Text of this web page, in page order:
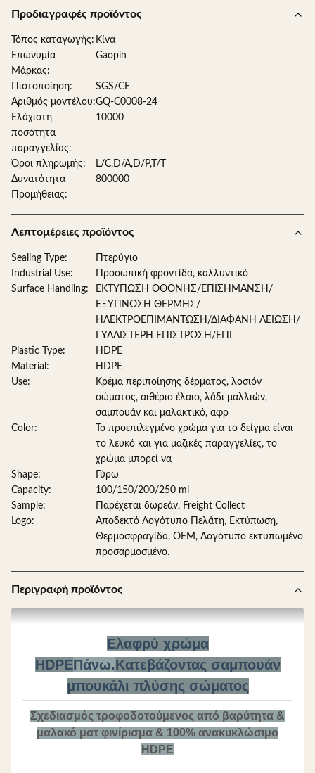
Προδιαγραφές προϊόντος
Τόπος καταγωγής: Κίνα
Επωνυμία
Μάρκας:
Gaopin
Πιστοποίηση:
SGS/CE
Αριθμός μοντέλου:GQ-C0008-24
Ελάχιστη
ποσότητα
παραγγελίας:
10000
Όροι πληρωμής:
L/C,D/A,D/P,T/T
Δυνατότητα
Προμήθειας:
800000
Λεπτομέρειες προϊόντος
Sealing Type:
Πτερύγιο
Industrial Use:
Προσωπική φροντίδα, καλλυντικό
Surface Handling:
ΕΚΤΥΠΩΣΗ ΟΘΟΝΗΣ/ΕΠΙΣΗΜΑΝΣΗ/
ΕΞΥΠΝΩΣΗ ΘΕΡΜΗΣ/
ΗΛΕΚΤΡΟΕΠΙΜΑΝΤΩΣΗ/ΔΙΑΦΑΝΗ ΛΕΙΩΣΗ/
ΓΥΑΛΙΣΤΕΡΗ ΕΠΙΣΤΡΩΣΗ/ΕΠΙ
Plastic Type:
HDPE
Material:
HDPE
Use:
Κρέμα περιποίησης δέρματος, λοσιόν
σώματος, αιθέριο έλαιο, λάδι μαλλιών,
σαμπουάν και μαλακτικό, αφρ
Color:
Το προεπιλεγμένο χρώμα για το δείγμα είναι
το λευκό και για μαζικές παραγγελίες, το
χρώμα μπορεί να
Shape:
Γύρω
Capacity:
100/150/200/250 ml
Sample:
Παρέχεται δωρεάν, Freight Collect
Logo:
Αποδεκτό Λογότυπο Πελάτη, Εκτύπωση,
Θερμοσφραγίδα, OEM, Λογότυπο εκτυπωμένο
προσαρμοσμένο.
Περιγραφή προϊόντος
Ελαφρύ χρώμα
HDPEΠάνω.Κατεβάζοντας σαμπουάν
μπουκάλι πλύσης σώματος
Σχεδιασμός τροφοδοτούμενος από βαρύτητα &
μαλακό ματ φινίρισμα & 100% ανακυκλώσιμο
HDPE